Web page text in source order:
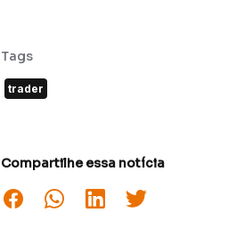
Tags
trader
Compartilhe essa notícia